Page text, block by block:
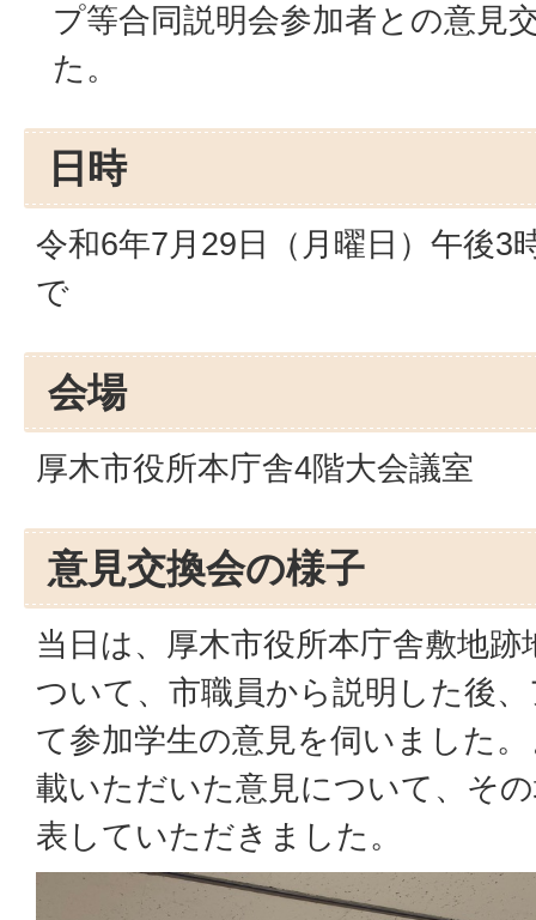
プ等合同説明会参加者との意見
た。
日時
令和6年7月29日（月曜日）午後3
で
会場
厚木市役所本庁舎4階大会議室
意見交換会の様子
当日は、厚木市役所本庁舎敷地
ついて、市職員から説明した後
て参加学生の意見を伺いました
載いただいた意見について、そ
表していただきました。